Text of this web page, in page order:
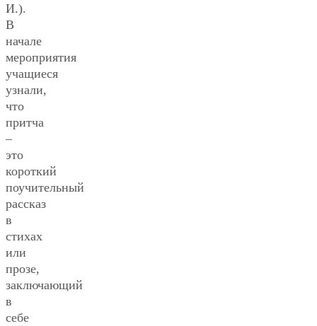
И.).
В
начале
мероприятия
учащиеся
узнали,
что
притча
–
это
короткий
поучительный
рассказ
в
стихах
или
прозе,
заключающий
в
себе